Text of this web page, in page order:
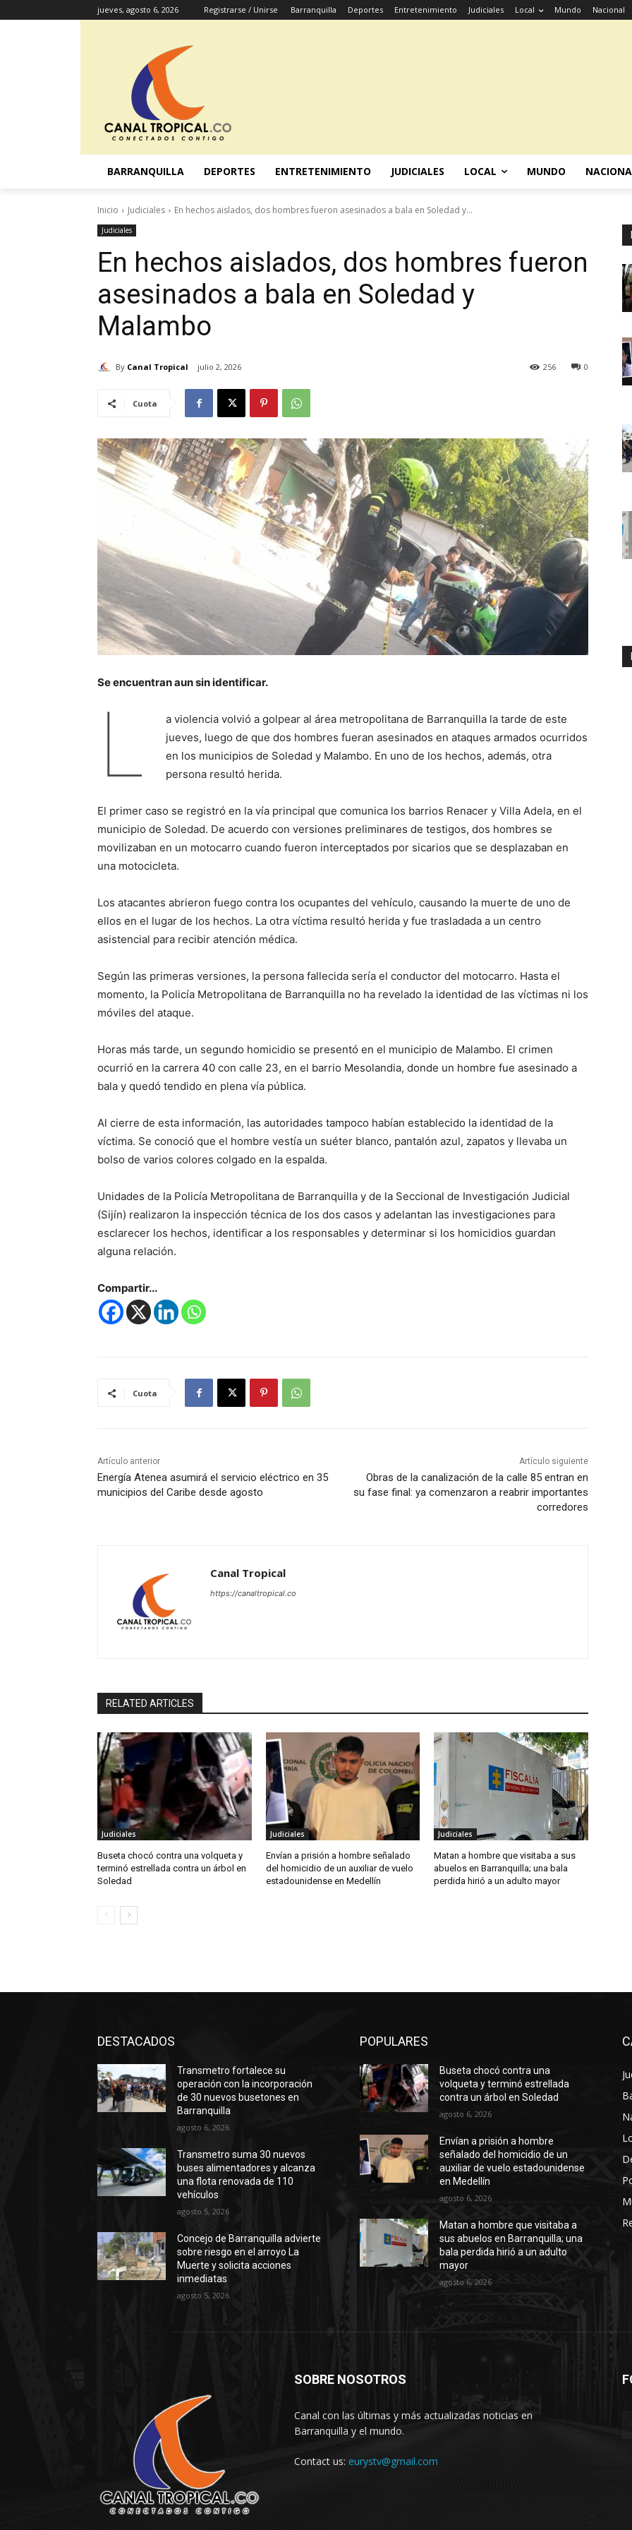
jueves, agosto 6, 2026 Registrarse / Unirse Barranquilla Deportes Entretenimiento Judiciales Local Mundo Nacional
BARRANQUILLA DEPORTES ENTRETENIMIENTO JUDICIALES LOCAL MUNDO
Inicio Judiciales En hechos aislados, dos hombres fueron asesinados a bala en Soledad y...
Judiciales
En hechos aislados, dos hombres fueron
asesinados a bala en Soledad y
Malambo
By Canal Tropical julio 2, 2026 0
256
Cuota
Se encuentran aun sin identificar.
L
a violencia volvió a golpear al área metropolitana de Barranquilla la tarde de este
jueves, luego de que dos hombres fueran asesinados en ataques armados ocurridos
en los municipios de Soledad y Malambo. En uno de los hechos, además, otra
persona resultó herida.
El primer caso se registró en la vía principal que comunica los barrios Renacer y Villa Adela, en el
municipio de Soledad. De acuerdo con versiones preliminares de testigos, dos hombres se
movilizaban en un motocarro cuando fueron interceptados por sicarios que se desplazaban en
una motocicleta.
Los atacantes abrieron fuego contra los ocupantes del vehículo, causando la muerte de uno de
ellos en el lugar de los hechos. La otra víctima resultó herida y fue trasladada a un centro
asistencial para recibir atención médica.
Según las primeras versiones, la persona fallecida sería el conductor del motocarro. Hasta el
momento, la Policía Metropolitana de Barranquilla no ha revelado la identidad de las víctimas ni los
móviles del ataque.
Horas más tarde, un segundo homicidio se presentó en el municipio de Malambo. El crimen
ocurrió en la carrera 40 con calle 23, en el barrio Mesolandia, donde un hombre fue asesinado a
bala y quedó tendido en plena vía pública.
Al cierre de esta información, las autoridades tampoco habían establecido la identidad de la
víctima. Se conoció que el hombre vestía un suéter blanco, pantalón azul, zapatos y llevaba un
bolso de varios colores colgado en la espalda.
Unidades de la Policía Metropolitana de Barranquilla y de la Seccional de Investigación Judicial
(Sijín) realizaron la inspección técnica de los dos casos y adelantan las investigaciones para
esclarecer los hechos, identificar a los responsables y determinar si los homicidios guardan
alguna relación.
Compartir...
Cuota
Artículo anterior
Energía Atenea asumirá el servicio eléctrico en 35
municipios del Caribe desde agosto
Artículo siguiente
Obras de la canalización de la calle 85 entran en
su fase final: ya comenzaron a reabrir importantes
corredores
Canal Tropical
https://canaltropical.co
RELATED ARTICLES
Judiciales
Buseta chocó contra una volqueta y
terminó estrellada contra un árbol en
Soledad
Judiciales
Envían a prisión a hombre señalado
del homicidio de un auxiliar de vuelo
estadounidense en Medellín
Judiciales
Matan a hombre que visitaba a sus
abuelos en Barranquilla; una bala
perdida hirió a un adulto mayor
DESTACADOS
Transmetro fortalece su
operación con la incorporación
de 30 nuevos busetones en
Barranquilla
agosto 6, 2026
Transmetro suma 30 nuevos
buses alimentadores y alcanza
una flota renovada de 110
vehículos
agosto 5, 2026
Concejo de Barranquilla advierte
sobre riesgo en el arroyo La
Muerte y solicita acciones
inmediatas
agosto 5, 2026
POPULARES
Buseta chocó contra una
volqueta y terminó estrellada
contra un árbol en Soledad
agosto 6, 2026
Envían a prisión a hombre
señalado del homicidio de un
auxiliar de vuelo estadounidense
en Medellín
agosto 6, 2026
Matan a hombre que visitaba a
sus abuelos en Barranquilla; una
bala perdida hirió a un adulto
mayor
agosto 6, 2026
SOBRE NOSOTROS
Canal con las últimas y más actualizadas noticias en
Barranquilla y el mundo.
Contact us: eurystv@gmail.com